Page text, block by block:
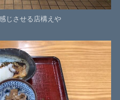
じさせる店構えや